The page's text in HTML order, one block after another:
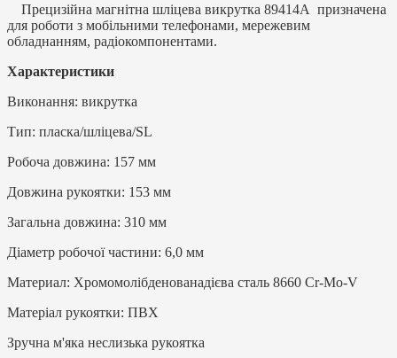
Прецизійна магнітна шліцева викрутка 89414A призначена
для роботи з мобільними телефонами, мережевим
обладнанням, радіокомпонентами.
Характеристики
Виконання: викрутка
Тип: пласка/шліцева/SL
Робоча довжина: 157 мм
Довжина рукоятки: 153 мм
Загальна довжина: 310 мм
Діаметр робочої частини: 6,0 мм
Материал: Хромомолібденованадієва сталь 8660 Cr-Mo-V
Матеріал рукоятки: ПВХ
Зручна м'яка неслизька рукоятка